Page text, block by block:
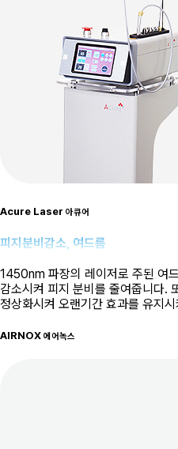
Acure Laser 아큐어
피지분비감소, 여드름
1450nm 파장의 레이저로 주된 여
감소시켜 피지 분비를 줄여줍니다.
정상화시켜 오랜기간 효과를 유지
AIRNOX 에어녹스